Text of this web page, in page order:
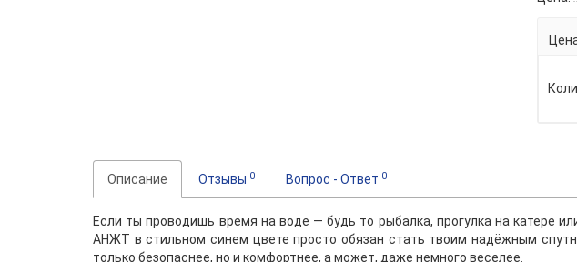
Описание Отзывы 0 Вопрос - Ответ 0
Если ты проводишь время на воде — будь то рыбалка, прогулка на катере
АНЖТ в стильном синем цвете просто обязан стать твоим надёжным
только безопаснее, но и комфортнее, а может, даже немного веселее.